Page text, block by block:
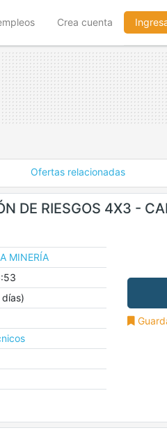
Crea cuenta
Ofertas relacionadas
DE RIESGOS 4X3 -
MINERÍA